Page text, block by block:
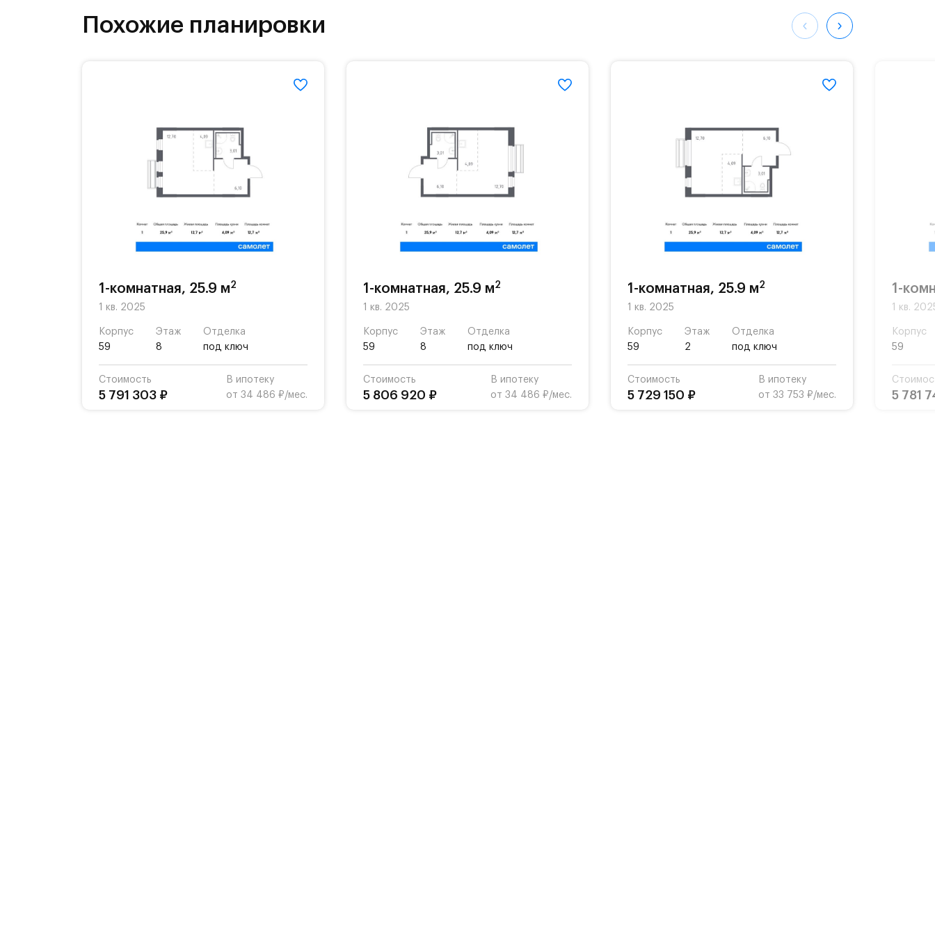
На территории квартала возведут детский сад и школу. Также для наиболее одарённых
Для автомобилистов — закрытые озеленённые парковки.
Похожие планировки
1-комнатная, 25.9 м2
1 кв. 2025
Корпус
59
Этаж
8
Отделка
под ключ
Стоимость
5 791 303 ₽
В ипотеку
от 34 486 ₽/мес.
1-комнатная, 25.9 м2
1 кв. 2025
Корпус
59
Этаж
8
Отделка
под ключ
Стоимость
5 806 920 ₽
В ипотеку
от 34 486 ₽/мес.
1-комнатная, 25.9 м2
1 кв. 2025
Корпус
59
Этаж
2
Отделка
под ключ
Стоимость
5 729 150 ₽
В ипотеку
от 33 753 ₽/мес.
1-
1 кв.
Корпус
59
5 781